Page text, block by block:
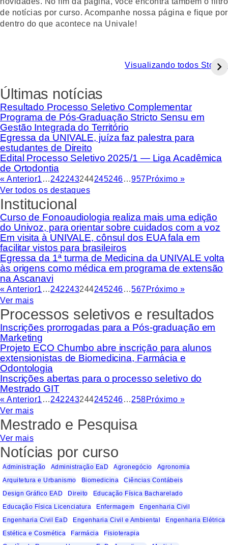
de notícias por curso. Acompanhe nossa página e fique por
dentro do que acontece na Univale!
Visualizando todos Stories
Últimas notícias
Resultado Processo Seletivo Complementar
Programa de Pós-Graduação Stricto Sensu em
Gestão Integrada do Território
Egressa da UNIVALE, juíza faz palestra para
estudantes de Direito
Edital Processo Seletivo 2025/1 — Liga Acadêmica
de Ortodontia
« Anterior1 …242243244245246…957Próximo »
Ver todos os destaques
Institucional
Curso de Fonoaudiologia realiza mais uma edição
do Univoz, para orientar sobre cuidados com a voz
Em visita à UNIVALE, cônsul dos EUA fala em
facilitar vistos para brasileiros
Egressa da 1ª turma de Medicina da UNIVALE volta
às origens como médica em programa de extensão
na Ascanavi
« Anterior1 …242243244245246…567Próximo »
Ver mais
Processos seletivos e resultados
Inscrições prorrogadas para a Pós-graduação em
Marketing
Projeto ECO Chumbo abre inscrição para alunos
extensionistas de Biomedicina, Farmácia e
Odontologia
Inscrições abertas para o processo seletivo do
Mestrado GIT
« Anterior1 …242243244245246…258Próximo »
Ver mais
Mestrado e Pesquisa
Ver mais
Notícias por curso
Administração Administração EaD Agronegócio
Agronomia
Arquitetura e Urbanismo
Biomedicina
Ciências Contábeis
Design Gráfico EAD
Direito
Educação Física Bacharelado
Educação Física Licenciatura
Enfermagem
Engenharia Civil
Engenharia Civil EaD
Engenharia Civil e Ambiental
Engenharia Elétrica
Estética e Cosmética
Farmácia
Fisioterapia